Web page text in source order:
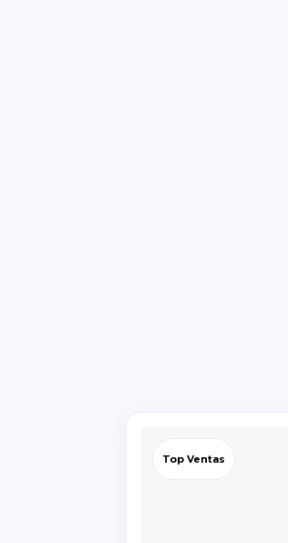
Top Ventas